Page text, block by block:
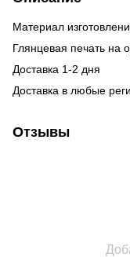
Материал
Глянцевая печать на
Доставка 1-2 дня
Доставка в любые
Отзывы